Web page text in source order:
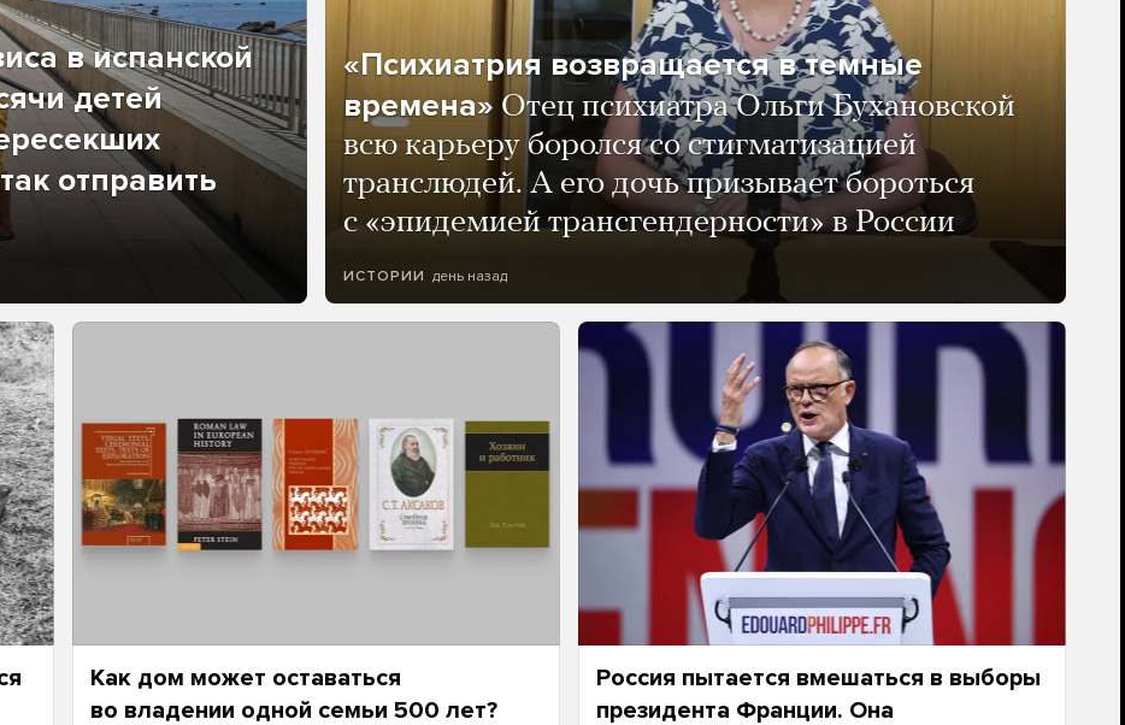
в испанской
детей
отправить
«Психиатрия возвращается в темные
времена» Отец психиатра Ольги Бухановской
всю карьеру боролся со стигматизацией
транслюдей. А его дочь призывает бороться
с «эпидемией трансгендерности» в России
ИСТОРИИ день назад
Как дом может оставаться
во владении одной семьи 500 лет?
Россия пытается вмешаться в выборы
президента Франции. Она